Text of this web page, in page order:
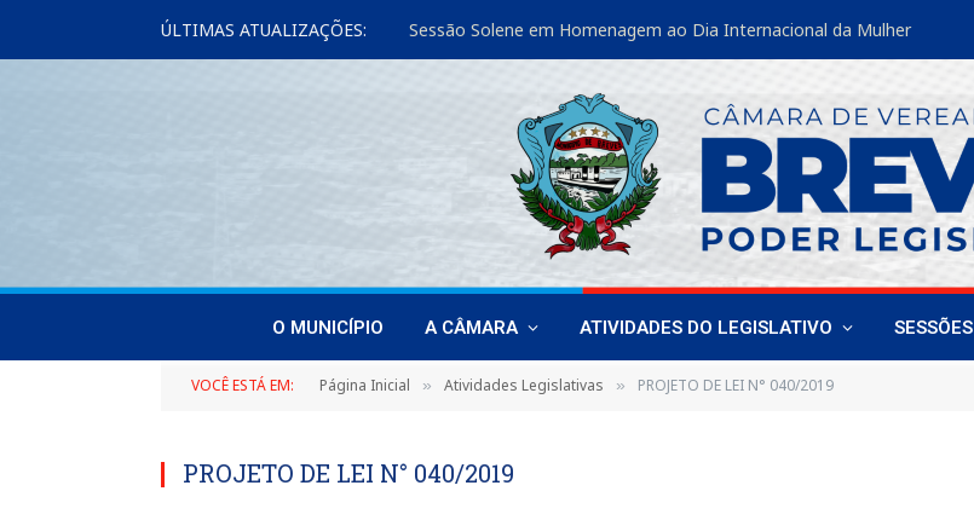
ÚLTIMAS ATUALIZAÇÕES: Sessão Solene em Homenagem ao Dia Internacional da Mulher
O MUNICÍPIO A CÂMARA ATIVIDADES DO LEGISLATIVO SESSÕES
VOCÊ ESTÁ EM: Página Inicial » Atividades Legislativas » PROJETO DE LEI N° 040/2019
PROJETO DE LEI N° 040/2019